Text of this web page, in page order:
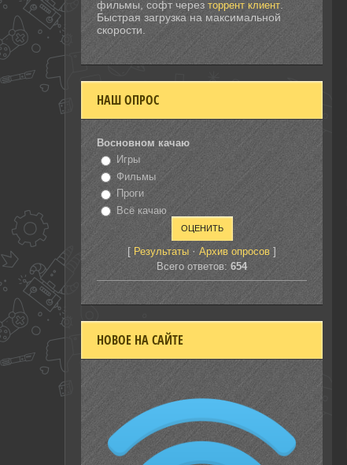
фильмы, софт через торрент клиент
Быстрая загрузка на максимальной
скорости.
НАШ ОПРОС
Восновном качаю
Игры
Фильмы
Проги
Всё качаю
[ Результаты·Архив опросов ]
Всего ответов:654
НОВОЕ НА САЙТЕ